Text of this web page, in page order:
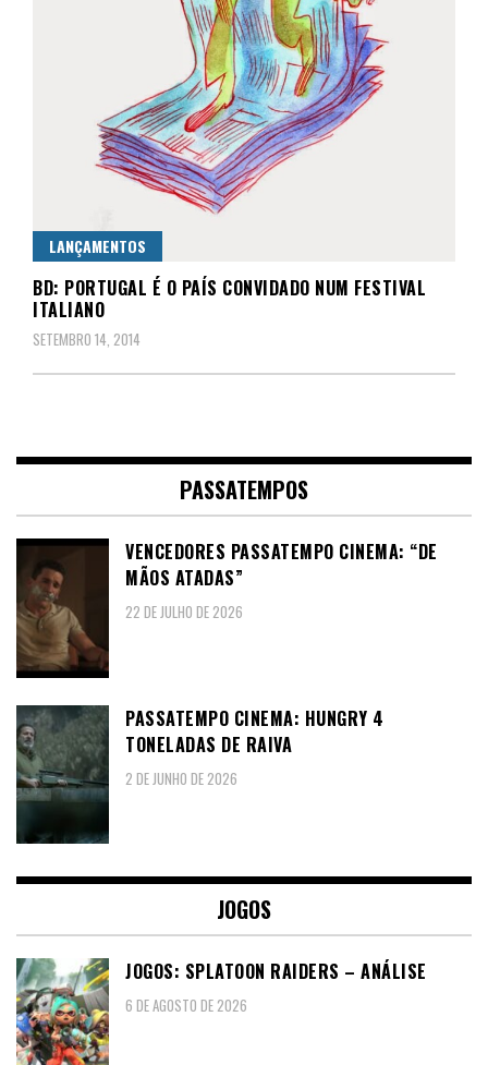
LANÇAMENTOS
BD: PORTUGAL É O PAÍS CONVIDADO NUM FESTIVAL
ITALIANO
SETEMBRO 14, 2014
PASSATEMPOS
VENCEDORES PASSATEMPO CINEMA: “DE
MÃOS ATADAS”
22 DE JULHO DE 2026
PASSATEMPO CINEMA: HUNGRY 4
TONELADAS DE RAIVA
2 DE JUNHO DE 2026
JOGOS
JOGOS: SPLATOON RAIDERS – ANÁLISE
6 DE AGOSTO DE 2026